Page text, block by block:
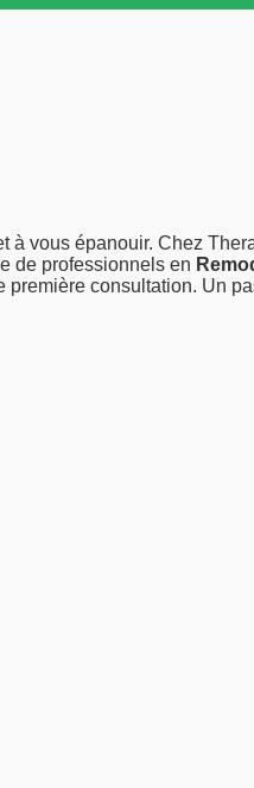
à vous épanouir. Chez
de professionnels en
consultation. Un